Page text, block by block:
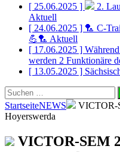
[ 25.06.2025 ]
2.
Aktuell
[ 24.06.2025 ] 🏸 C-
💪🏸 Aktuell
[ 17.06.2025 ]
werden 2 Funktionäre
[ 13.05.2025 ]
Suchen
nach:
StartseiteNEWS
VICTOR-
Hoyerswerda
VICTOR-SEM